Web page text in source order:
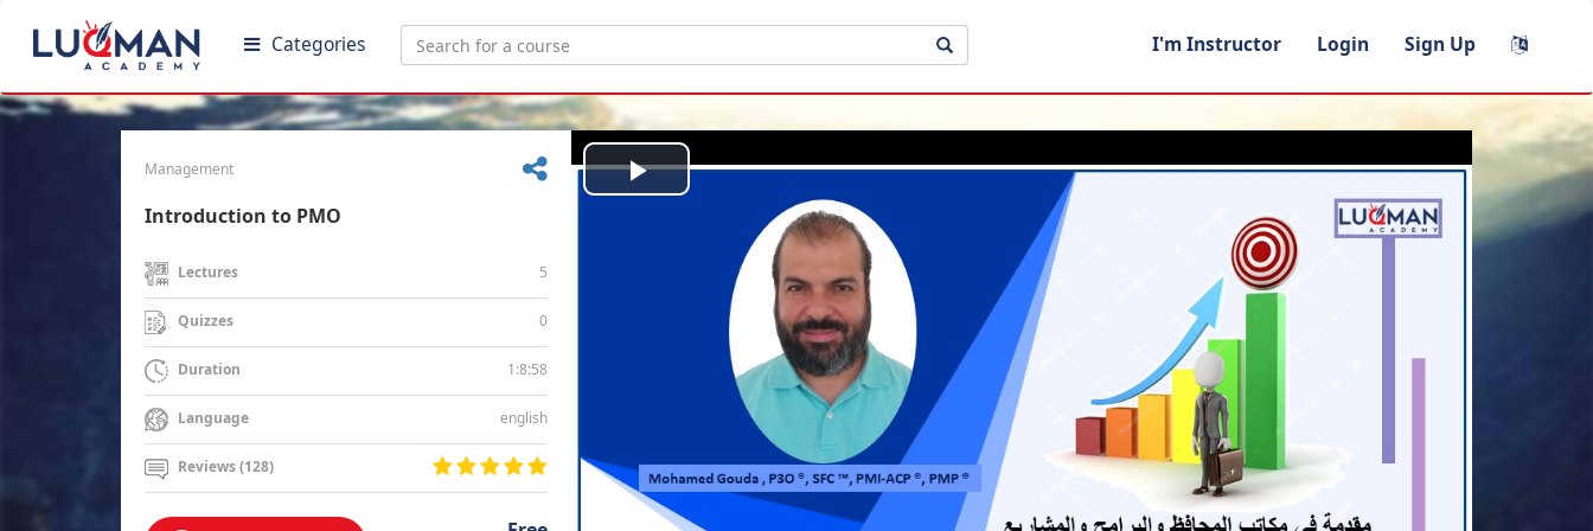
Categories I'm Instructor Login Sign Up
Management
Introduction to PMO
Lectures 5
Quizzes 0
Duration 1:8:58
Language english
Reviews (128)
Play